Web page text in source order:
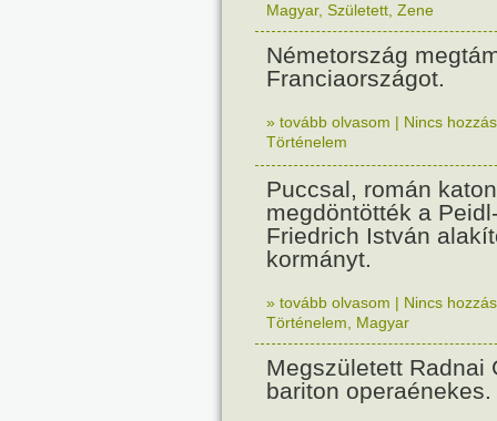
Magyar, Született Zene
Németország
Franciaországot.
» tovább olvasom | Nincs
Történelem
Puccsal, román
megdöntötték a
Friedrich István
kormányt.
» tovább olvasom | Nincs
Történelem
Magyar
Megszületett Radnai
bariton operaénekes.